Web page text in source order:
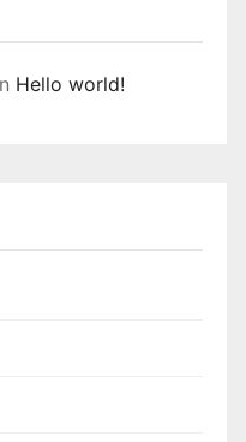
Hello world!